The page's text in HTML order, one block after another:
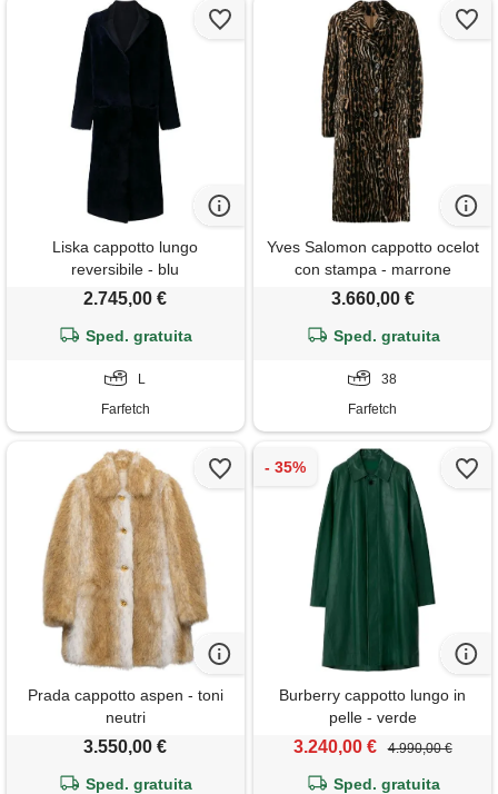
Liska cappotto lungo
reversibile - blu
2.745,00 €
Sped. gratuita
L
Farfetch
Yves Salomon cappotto ocelot
con stampa - marrone
3.660,00 €
Sped. gratuita
38
Farfetch
Prada cappotto aspen - toni
neutri
3.550,00 €
Sped. gratuita
Burberry cappotto lungo in
pelle - verde
3.240,00 € 4.990,00 €
Sped. gratuita